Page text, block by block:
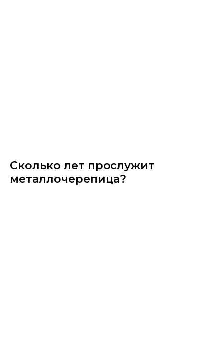
Сколько лет прослужит
металлочерепица?